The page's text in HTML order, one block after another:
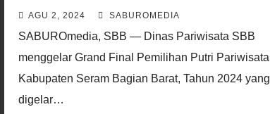
Seorang Putri Untuk Promosikan
Pariwisata Daerah
AGU 2, 2024 SABUROMEDIA
SABUROmedia, SBB — Dinas Pariwisata SBB
menggelar Grand Final Pemilihan Putri Pariwisata
Kabupaten Seram Bagian Barat, Tahun 2024 yang
digelar…